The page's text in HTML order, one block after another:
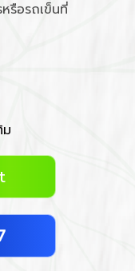
รือรถเข็นที่